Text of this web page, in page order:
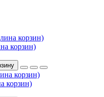
корзин)
корзин)